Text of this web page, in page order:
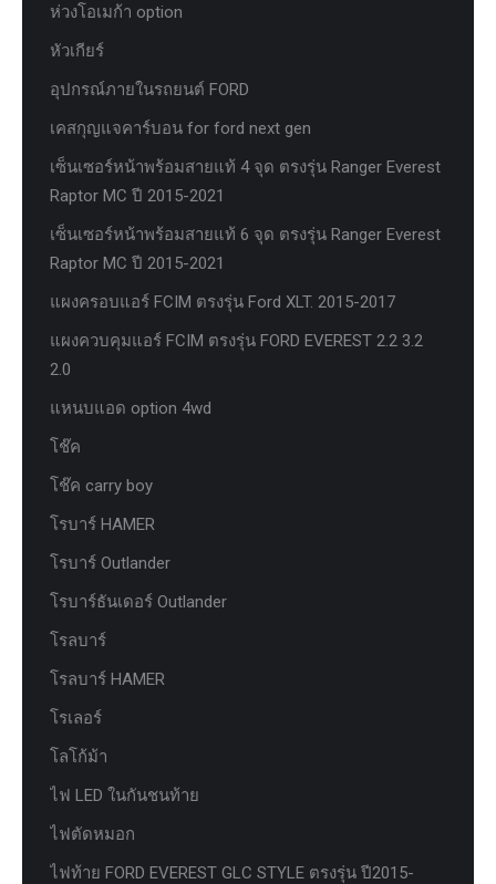
ห่วงโอเมก้า option
หัวเกียร์
อุปกรณ์ภายในรถยนต์ FORD
เคสกุญแจคาร์บอน for ford next gen
เซ็นเซอร์หน้าพร้อมสายแท้ 4 จุด ตรงรุ่น Ranger Everest
Raptor MC ปี 2015-2021
เซ็นเซอร์หน้าพร้อมสายแท้ 6 จุด ตรงรุ่น Ranger Everest
Raptor MC ปี 2015-2021
แผงครอบแอร์ FCIM ตรงรุ่น Ford XLT. 2015-2017
แผงควบคุมแอร์ FCIM ตรงรุ่น FORD EVEREST 2.2 3.2
2.0
แหนบแอด option 4wd
โช๊ค
โช๊ค carry boy
โรบาร์ HAMER
โรบาร์ Outlander
โรบาร์ธันเดอร์ Outlander
โรลบาร์
โรลบาร์ HAMER
โรเลอร์
โลโก้ม้า
ไฟ LED ในกันชนท้าย
ไฟตัดหมอก
ไฟท้าย FORD EVEREST GLC STYLE ตรงรุ่น ปี2015-